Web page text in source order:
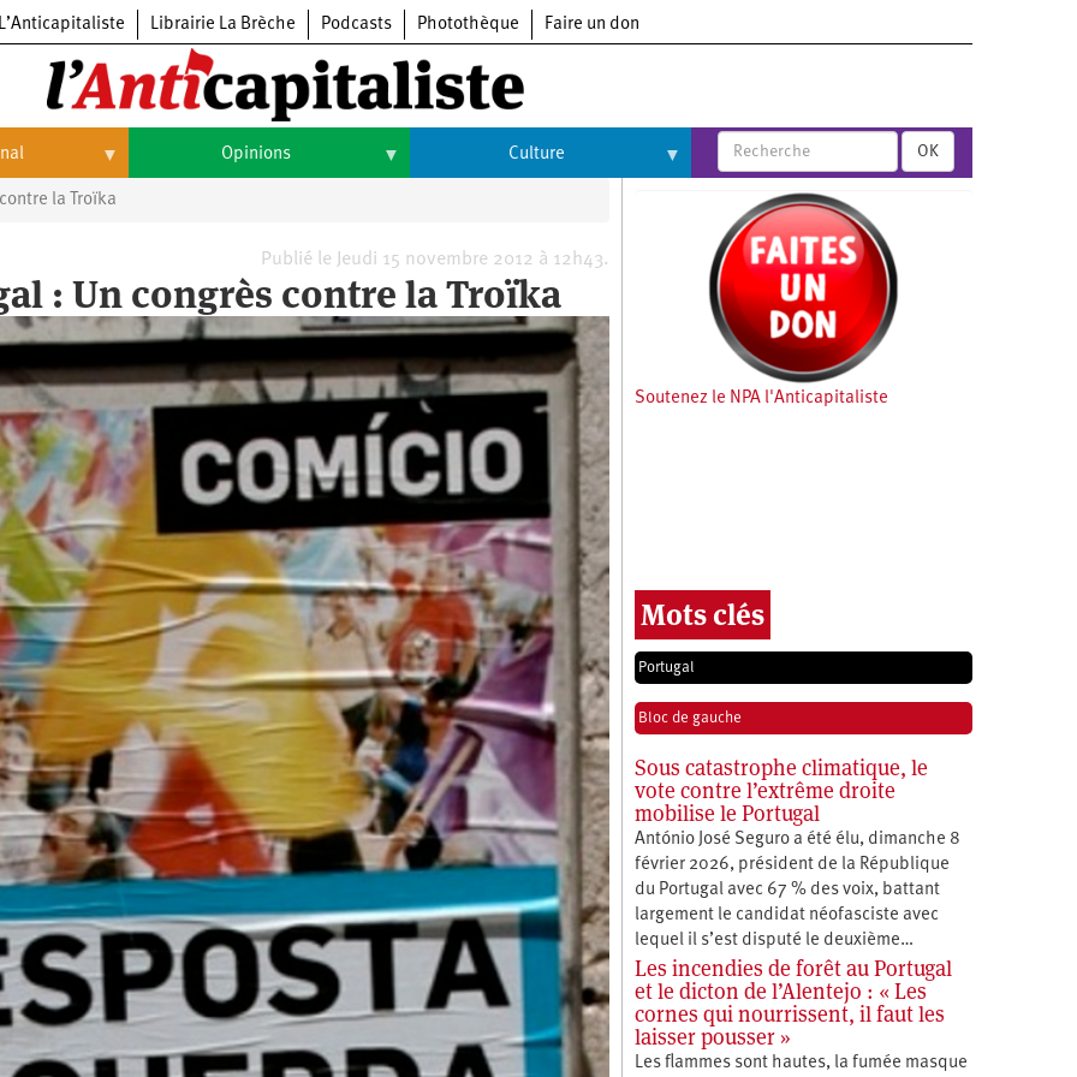
L’Anticapitaliste Librairie La Brèche Podcasts Photothèque Faire un don
Opinions Culture
Arts
Cinéma
Expositions
Musique
OK
la Troïka
Publié le Jeudi 15 novembre 2012 à 12h43.
: Un congrès contre la Troïka
Soutenez le NPA l'Anticapitaliste
Mots clés
Portugal
Bloc de gauche
Sous catastrophe climatique, le
vote contre l’extrême droite
mobilise le Portugal
António José Seguro a été élu, dimanche 8
février 2026, président de la République
du Portugal avec 67 % des voix, battant
largement le candidat néofasciste avec
lequel il s’est disputé le deuxième…
Les incendies de forêt au Portugal
et le dicton de l’Alentejo : « Les
cornes qui nourrissent, il faut les
laisser pousser »
Les flammes sont hautes, la fumée masque